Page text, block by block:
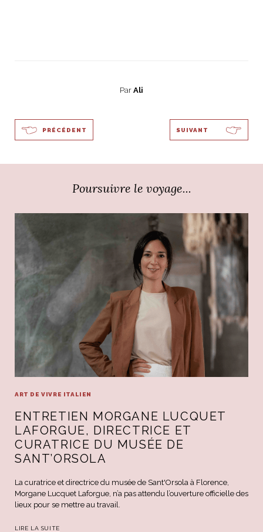
Par Ali
PRÉCÉDENT SUIVANT
Poursuivre le voyage...
ART DE VIVRE ITALIEN
ENTRETIEN MORGANE LUCQUET
LAFORGUE, DIRECTRICE ET
CURATRICE DU MUSÉE DE
SANT’ORSOLA
La curatrice et directrice du musée de Sant'Orsola à Florence,
Morgane Lucquet Laforgue, n’a pas attendu l’ouverture officielle des
lieux pour se mettre au travail.
LIRE LA SUITE